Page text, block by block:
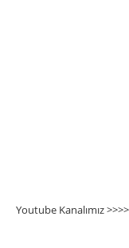
Youtube Kanalımız >>>>